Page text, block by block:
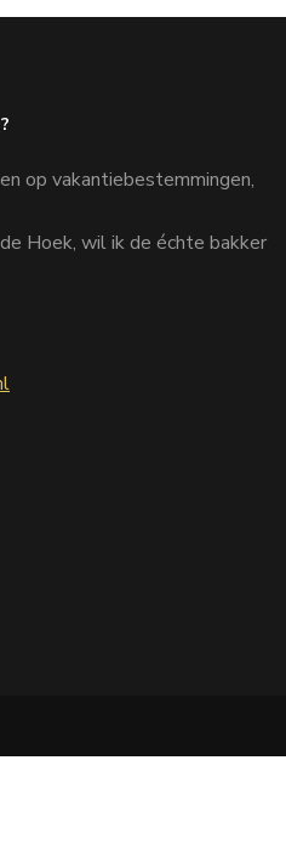
op vakantiebestemmingen,
Hoek, wil ik de échte bakker